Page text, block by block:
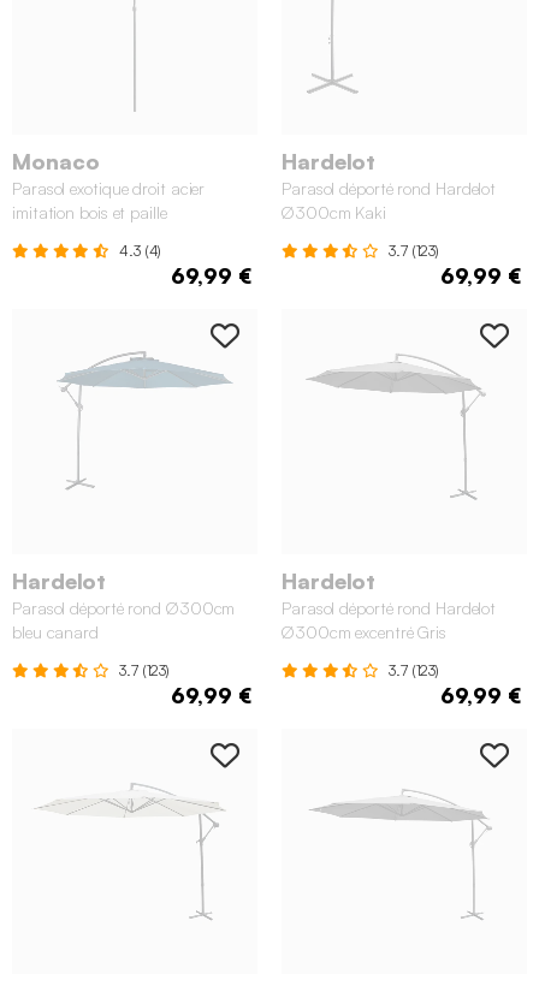
Monaco
Parasol exotique droit acier
imitation bois et paille
4.3 (4)
69,99 €
Hardelot
Parasol déporté rond Hardelot
Ø300cm Kaki
3.7 (123)
69,99 €
Hardelot
Parasol déporté rond Ø300cm
bleu canard
3.7 (123)
69,99 €
Hardelot
Parasol déporté rond Hardelot
Ø300cm excentré Gris
3.7 (123)
69,99 €